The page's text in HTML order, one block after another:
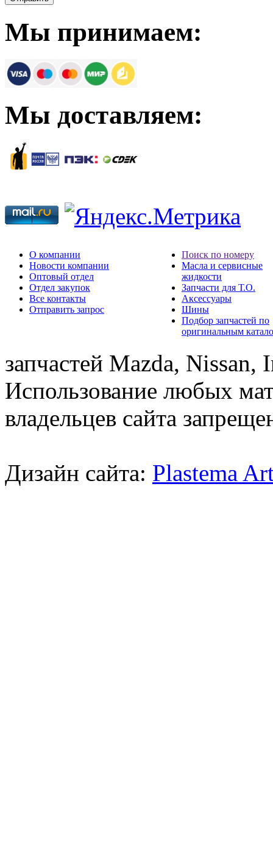
Мы принимаем:
Мы доставляем:
О компании
Новости компании
Оптовый отдел
Отдел закупок
Все контакты
Отправить запрос
Поиск по номеру
Масла и сервисные
жидкости
Запчасти для Т.О.
Аксессуары
Шины
Подбор запчастей по
оригинальным
запчастей Mazda,
Использование любых
владельцев сайта
Дизайн сайта: Plastema